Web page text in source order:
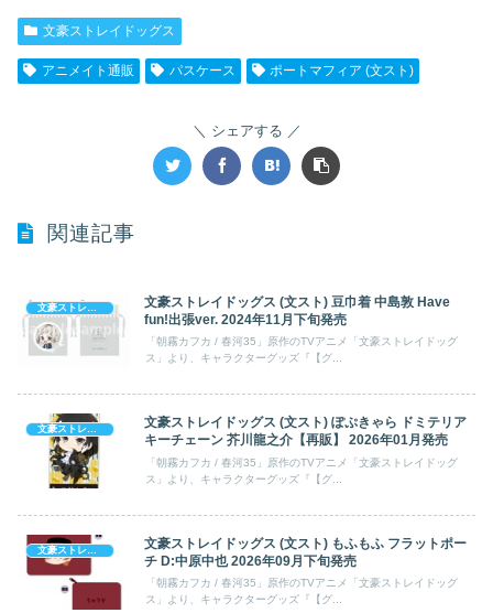
文豪ストレイドッグス
アニメイト通販 パスケース ポートマフィア (文スト)
シェアする
関連記事
文豪ストレイドッグス (文スト) 豆巾着 中島敦 Have
fun!出張ver. 2024年11月下旬発売
「朝霧カフカ / 春河35」原作のTVアニメ「文豪ストレイドッグ
ス」より、キャラクターグッズ『【グ...
文豪ストレイドッグス (文スト) ぽぷきゃら ドミテリア
キーチェーン 芥川龍之介【再販】 2026年01月発売
「朝霧カフカ / 春河35」原作のTVアニメ「文豪ストレイドッグ
ス」より、キャラクターグッズ『【グ...
文豪ストレイドッグス (文スト) もふもふ フラットポー
チ D:中原中也 2026年09月下旬発売
「朝霧カフカ / 春河35」原作のTVアニメ「文豪ストレイドッグ
ス」より、キャラクターグッズ『【グ...